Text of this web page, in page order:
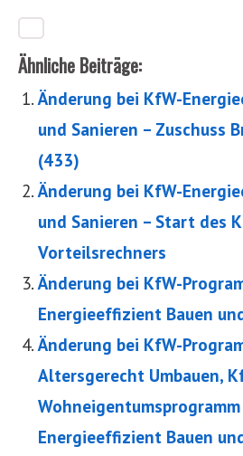
Ähnliche Beiträge:
Änderung bei KfW-
und Sanieren – Zuschuss
(433)
Änderung bei KfW-
und Sanieren – Start des
Vorteilsrechners
Änderung bei KfW-
Energieeffizient Bauen
Änderung bei KfW-
Altersgerecht Umbauen,
Energieeffizient Bauen